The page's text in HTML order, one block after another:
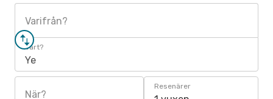
Varifrån?
Vart?
Ye
När?
Resenärer